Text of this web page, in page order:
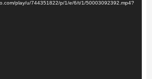
播
play/u/744351822/p/1/e/6/t/1/50003092392.mp4?